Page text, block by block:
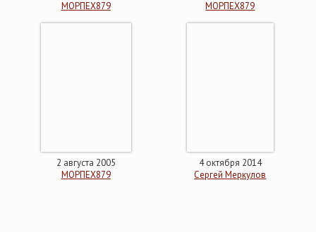
МОРПЕХ879
МОРПЕХ879
2 августа 2005
МОРПЕХ879
4 октября 2014
Сергей Меркулов